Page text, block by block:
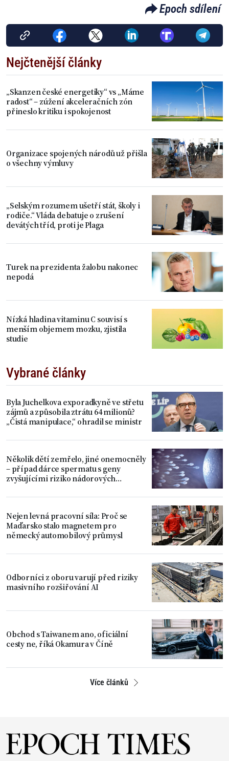
Epoch sdílení
Nejčtenější články
„Skanzen české energetiky“ vs „Máme
radost“ – zúžení akceleračních zón
přineslo kritiku i spokojenost
Organizace spojených národů už přišla
o všechny výmluvy
„Selským rozumem ušetří stát, školy i
rodiče.“ Vláda debatuje o zrušení
devátých tříd, proti je Plaga
Turek na prezidenta žalobu nakonec
nepodá
Nízká hladina vitaminu C souvisí s
menším objemem mozku, zjistila
studie
Vybrané články
Byla Juchelkova exporadkyně ve střetu
zájmů a způsobila ztrátu 64 milionů?
„Čistá manipulace,“ ohradil se ministr
Několik dětí zemřelo, jiné onemocněly
– případ dárce spermatu s geny
zvyšujícími riziko nádorových
Nejen levná pracovní síla: Proč se
Maďarsko stalo magnetem pro
německý automobilový průmysl
Odborníci z oboru varují před riziky
masivního rozšiřování AI
Obchod s Taiwanem ano, oficiální
cesty ne, říká Okamura v Číně
Více článků